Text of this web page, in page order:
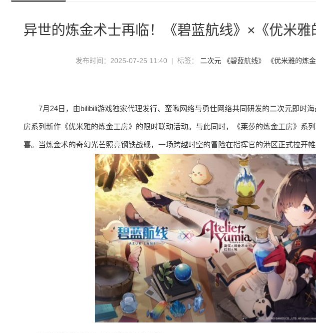
异世的炼金术士再临！《碧蓝航线》×《优米
发布时间：2025-07-25 11:40 | 标签： 二次元 《碧蓝航线》 《优米雅的炼
7月24日，由bilibili游戏独家代理发行、蛮啾网络与勇仕网络共同研发的二次元即时
房系列新作《优米雅的炼金工房》的限时联动活动。与此同时，《莱莎的炼金工房》系
喜。当炼金术的奇幻光芒照亮钢铁战舰，一场跨越时空的冒险在指挥官的港区正式拉开帷